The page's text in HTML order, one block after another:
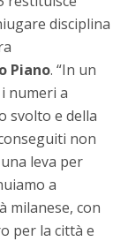
disciplina
Piano. “In un
numeri a
svolto e della
non
leva per
a
milanese, con
per la città e